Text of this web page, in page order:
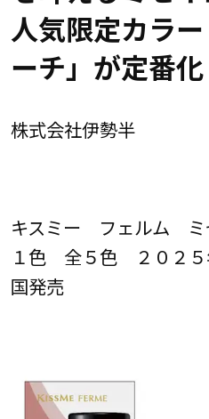
人気限定カラ
ーチ」が定番化
株式会社伊勢半
キスミー フェルム
１色 全５色 ２０２５
国発売